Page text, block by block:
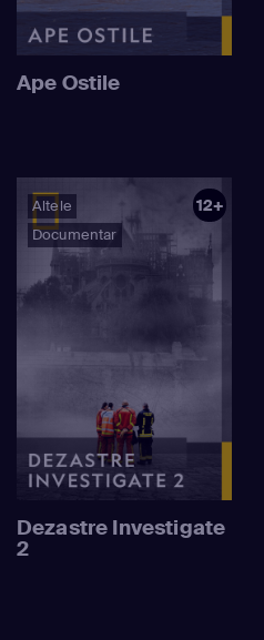
Ape Ostile
Altele
Documentar
12+
Dezastre Investigate
2